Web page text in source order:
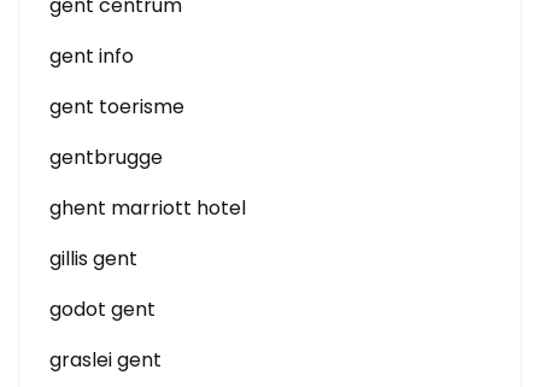
gent info
gent toerisme
gentbrugge
ghent marriott hotel
gillis gent
godot gent
graslei gent